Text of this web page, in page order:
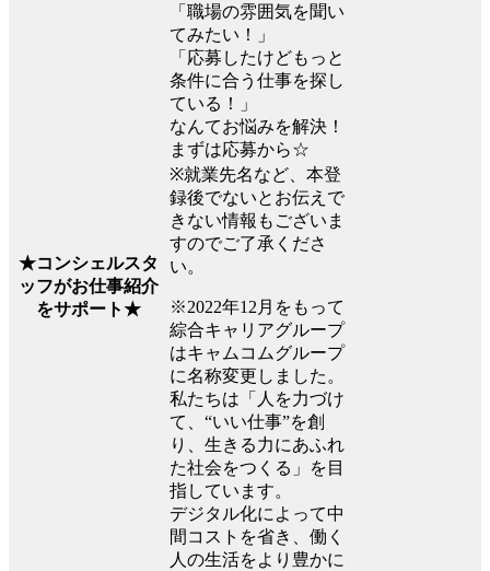
★コンシェルスタ
ッフがお仕事紹介
をサポート★
「職場の雰囲気を聞い
てみたい！」
「応募したけどもっと
条件に合う仕事を探し
ている！」
なんてお悩みを解決！
まずは応募から☆
※就業先名など、本登
録後でないとお伝えで
きない情報もございま
すのでご了承くださ
い。
※2022年12月をもって
綜合キャリアグループ
はキャムコムグループ
に名称変更しました。
私たちは「人を力づけ
て、“いい仕事”を創
り、生きる力にあふれ
た社会をつくる」を目
指しています。
デジタル化によって中
間コストを省き、働く
人の生活をより豊かに